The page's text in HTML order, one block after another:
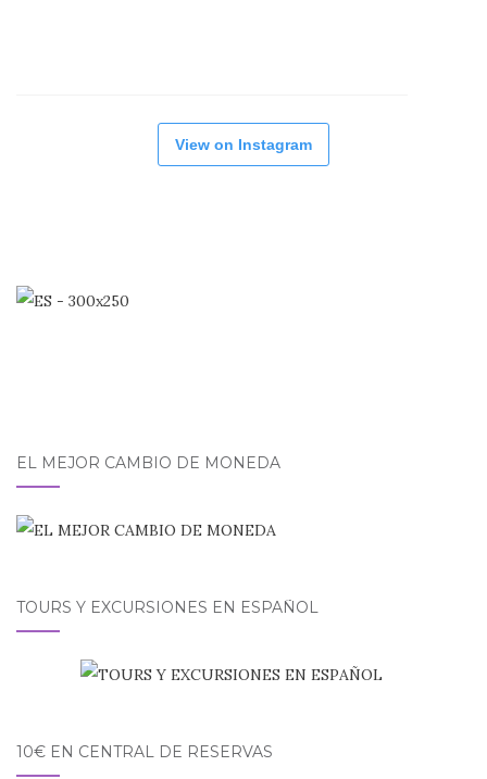
View on Instagram
EL MEJOR CAMBIO DE MONEDA
TOURS Y EXCURSIONES EN ESPAÑOL
10€ EN CENTRAL DE RESERVAS